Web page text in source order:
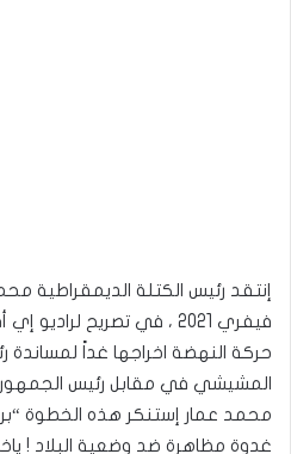
فيفري 2021 ، في تصريح
حركة النهضة اخراجها غداً
المشيشي في مقابل رئيس
غدوة مظاهرة ضد وضعية البلاد !